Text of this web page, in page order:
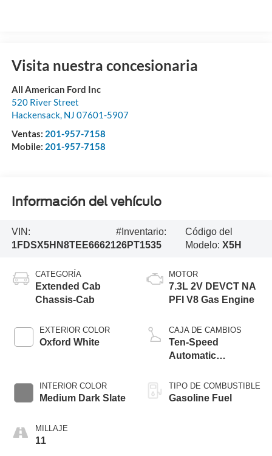
Visita nuestra concesionaria
All American Ford Inc
520 River Street
Hackensack, NJ 07601-5907
Ventas: 201-957-7158
Mobile: 201-957-7158
Información del vehículo
VIN:
1FDSX5HN8TEE66621
#Inventario:
26PT1535
Código del
Modelo:X5H
CATEGORÍA
Extended Cab
Chassis-Cab
EXTERIOR COLOR
Oxford White
INTERIOR COLOR
Medium Dark Slate
MILLAJE
11
MOTOR
7.3L 2V DEVCT NA
PFI V8 Gas Engine
CAJA DE CAMBIOS
Ten-Speed
Automatic
Selectable Drive
Modes
TIPO DE COMBUSTIBLE
Gasoline Fuel